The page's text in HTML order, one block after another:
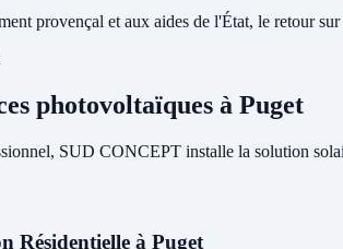
provençal et aux aides de l'État, le retour
photovoltaïques à Puget
SUD CONCEPT installe la solution
Résidentielle à Puget